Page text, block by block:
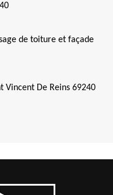
de toiture et façade
Vincent De Reins 69240